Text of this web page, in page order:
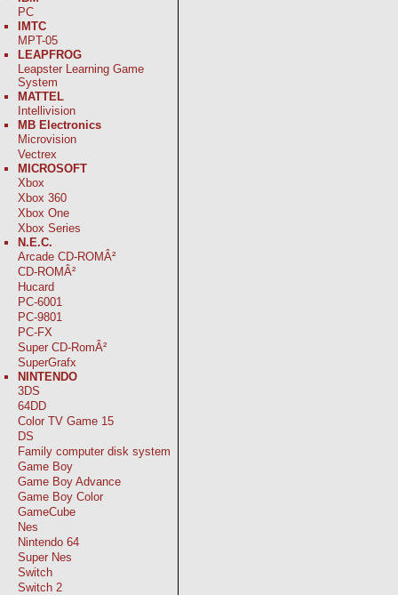
PC
IMTC
MPT-05
LEAPFROG
Leapster Learning Game
System
MATTEL
Intellivision
MB Electronics
Microvision
Vectrex
MICROSOFT
Xbox
Xbox 360
Xbox One
Xbox Series
N.E.C.
Arcade CD-ROMÂ²
CD-ROMÂ²
Hucard
PC-6001
PC-9801
PC-FX
Super CD-RomÂ²
SuperGrafx
NINTENDO
3DS
64DD
Color TV Game 15
DS
Family computer disk system
Game Boy
Game Boy Advance
Game Boy Color
GameCube
Nes
Nintendo 64
Super Nes
Switch
Switch 2